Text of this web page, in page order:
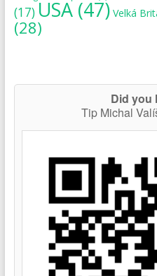
(17)USA(47) Velká
(28)
Did you
Tip Michal